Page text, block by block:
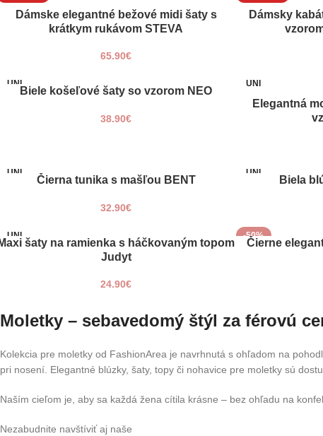
38
40
MOŽNOSTÍ
Dámske elegantné bežové midi šaty s
krátkym rukávom STEVA
65.90€
UNI
PRIDAŤ DO
Dámsky
UNI
DO KOŠÍKA
Biele košeľové šaty so vzorom NEO
38.90€
UNI
PRIDAŤ DO
Elegantná
UNI
DO KOŠÍKA
Čierna tunika s mašľou BENT
32.90€
UNI
PRIDAŤ DOBiela
UNI
DO KOŠÍKA
šaty na ramienka s háčkovaným topom
Judyt
24.90€
-50%
PRIDAŤ DO
Čierne
Moletky – sebavedomý štýl za férovú
Kolekcia pre moletky od FashionArea je navrhnutá s ohľadom na
pri nosení. Elegantné blúzky, šaty, topy či nohavice pre moletky sú
Naším cieľom je, aby sa každá žena cítila krásne – bez ohľadu na
Nezabudnite navštíviť aj naše